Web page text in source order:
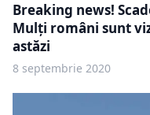
Breaking news!
Mulți români sunt
astăzi
8 septembrie 2020